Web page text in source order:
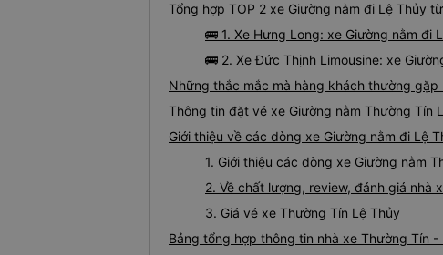
Tổng hợp TOP 2 xe Giường nằm đi Lệ Thủy
🚌 1. Xe Hưng Long: xe Giường nằm
🚌 2. Xe Đức Thịnh Limousine: xe
Những thắc mắc mà hàng khách thường
Thông tin đặt vé xe Giường nằm Thường Tín
Giới thiệu về các dòng xe Giường nằm đi Lệ
1. Giới thiệu các dòng xe Giường nằm
2. Về chất lượng, review, đánh giá nhà
3. Giá vé xe Thường Tín Lệ Thủy
Bảng tổng hợp thông tin nhà xe Thường Tín -